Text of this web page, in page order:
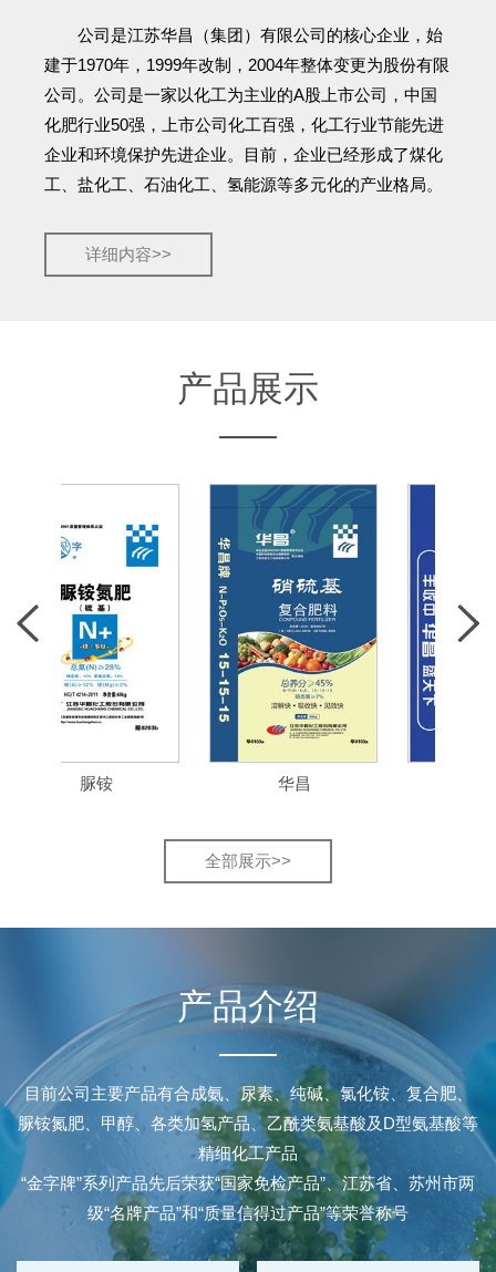
公司是江苏华昌（集团）有限公司的核心企业，始
建于1970年，1999年改制，2004年整体变更为股份有限
公司。公司是一家以化工为主业的A股上市公司，中国
化肥行业50强，上市公司化工百强，化工行业节能先进
企业和环境保护先进企业。目前，企业已经形成了煤化
工、盐化工、石油化工、氢能源等多元化的产业格局。
详细内容>>
产品展示
全部展示>>
产品介绍
目前公司主要产品有合成氨、尿素、纯碱、氯化铵、复合肥、
脲铵氮肥、甲醇、各类加氢产品、乙酰类氨基酸及D型氨基酸等
精细化工产品
“金字牌”系列产品先后荣获“国家免检产品”、江苏省、苏州市两
级“名牌产品”和“质量信得过产品”等荣誉称号